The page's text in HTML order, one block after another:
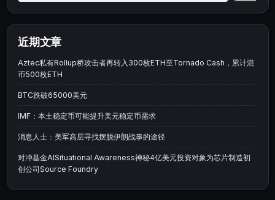
近期文章
Aztec私有Rollup桥攻击者再转入300枚ETH至Tornado Cash，累计混
币500枚ETH
BTC跌破65000美元
IMF：本土稳定币可能提升美元稳定币需求
消息人士：美军高层寻找摆脱伊朗战事的途径
对冲基金AISituational Awareness神秘4亿美元投资对象为芯片制造初
创公司Source Foundry